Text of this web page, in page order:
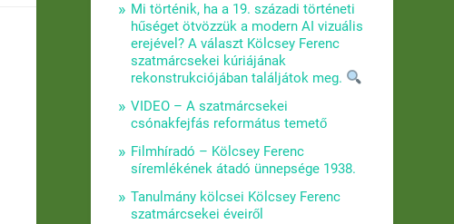
Mi történik, ha a 19. századi történeti
hűséget ötvözzük a modern AI vizuális
erejével? A választ Kölcsey Ferenc
szatmárcsekei kúriájának
rekonstrukciójában találjátok meg.
VIDEO – A szatmárcsekei
csónakfejfás református temető
Filmhíradó – Kölcsey Ferenc
síremlékének átadó ünnepsége 1938.
Tanulmány kölcsei Kölcsey Ferenc
szatmárcsekei éveiről